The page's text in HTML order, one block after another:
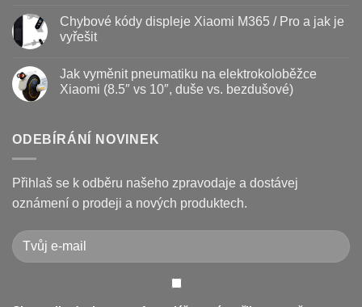
jak
prodloužit
životnost
vyměnit
brzdové
destičky
na
koloběžce
u
textu
s
poruchy
koloběžek
Kugoo
opravit
Chybové kódy displeje Xiaomi M365 / Pro a jak je
vyřešit
textu
s
displeje
Xiaomi
Pro
a
jak
je
Jak vyměnit pneumatiku na elektrokoloběžce
Xiaomi (8.5″ vs 10″, duše vs. bezdušové)
textu
s
vyměnit
pneumatiku
na
elektrokoloběžce
(8.5″
vs
10″,
duše
ODEBÍRÁNÍ NOVINEK
Přihlaš se k odběru našeho zpravodaje a dostávej
oznámení o prodeji a nových produktech.